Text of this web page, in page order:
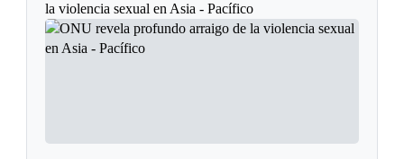
la violencia sexual en Asia - Pacífico